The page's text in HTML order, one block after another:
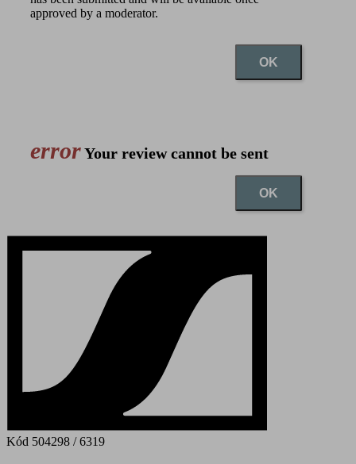
approved by a moderator.
OK
errorYour review cannot be sent
OK
Kód 504298 / 6319